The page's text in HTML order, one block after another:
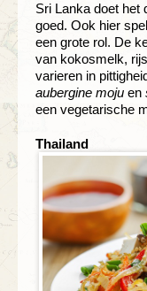
Sri Lanka doet het
goed. Ook hier
een grote rol. De
van kokosmelk,
varieren in
aubergine moju en
een vegetarische
Thailand